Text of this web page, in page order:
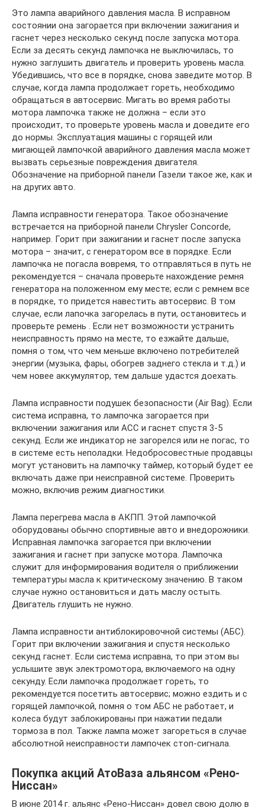
Это лампа аварийного давления масла. В исправном
состоянии она загорается при включении зажигания и
гаснет через несколько секунд после запуска мотора.
Если за десять секунд лампочка не выключилась, то
нужно заглушить двигатель и проверить уровень масла.
Убедившись, что все в порядке, снова заведите мотор. В
случае, когда лампа продолжает гореть, необходимо
обращаться в автосервис. Мигать во время работы
мотора лампочка также не должна – если это
происходит, то проверьте уровень масла и доведите его
до нормы. Эксплуатация машины с горящей или
мигающей лампочкой аварийного давления масла может
вызвать серьезные повреждения двигателя.
Обозначение на приборной панели Газели такое же, как и
на других авто.
Лампа исправности генератора. Такое обозначение
встречается на приборной панели Chrysler Concorde,
например. Горит при зажигании и гаснет после запуска
мотора – значит, с генератором все в порядке. Если
лампочка не погасла вовремя, то отправляться в путь не
рекомендуется – сначала проверьте нахождение ремня
генератора на положенном ему месте; если с ремнем все
в порядке, то придется навестить автосервис. В том
случае, если лапочка загорелась в пути, остановитесь и
проверьте ремень . Если нет возможности устранить
неисправность прямо на месте, то езжайте дальше,
помня о том, что чем меньше включено потребителей
энергии (музыка, фары, обогрев заднего стекла и т.д.) и
чем новее аккумулятор, тем дальше удастся доехать.
Лампа исправности подушек безопасности (Air Bag). Если
система исправна, то лампочка загорается при
включении зажигания или АСС и гаснет спустя 3-5
секунд. Если же индикатор не загорелся или не погас, то
в системе есть неполадки. Недобросовестные продавцы
могут установить на лампочку таймер, который будет ее
включать даже при неисправной системе. Проверить
можно, включив режим диагностики.
Лампа перегрева масла в АКПП. Этой лампочкой
оборудованы обычно спортивные авто и внедорожники.
Исправная лампочка загорается при включении
зажигания и гаснет при запуске мотора. Лампочка
служит для информирования водителя о приближении
температуры масла к критическому значению. В таком
случае нужно остановиться и дать маслу остыть.
Двигатель глушить не нужно.
Лампа исправности антиблокировочной системы (АБС).
Горит при включении зажигания и спустя несколько
секунд гаснет. Если система исправна, то при этом вы
услышите звук электромотора, включаемого на одну
секунду. Если лампочка продолжает гореть, то
рекомендуется посетить автосервис; можно ездить и с
горящей лампочкой, помня о том АБС не работает, и
колеса будут заблокированы при нажатии педали
тормоза в пол. Также лампа может загореться в случае
абсолютной неисправности лампочек стоп-сигнала.
Покупка акций АтоВаза альянсом «Рено-
Ниссан»
В июне 2014 г. альянс «Рено-Ниссан» довел свою долю в